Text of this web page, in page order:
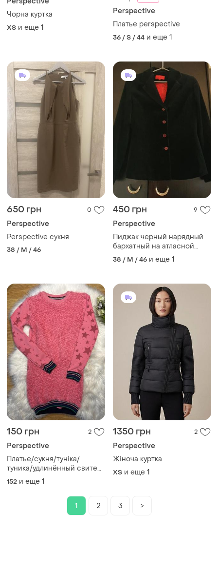
Чорна куртка
ХS и еще 1
Perspective
Платье perspective
36 / S / 44 и еще 1
650 грн 0
Perspective
Perspective сукня
38 / M / 46
450 грн 9
Perspective
Пиджак черный нарядный
бархатный на атласной
подкладке е
38 / M / 46 и еще 1
150 грн 2
Perspective
Платье/сукня/туніка/
туника/удлинённый свитер
🎀
152 и еще 1
1350 грн 2
Perspective
Жіноча куртка
ХS и еще 1
1 2 3 >